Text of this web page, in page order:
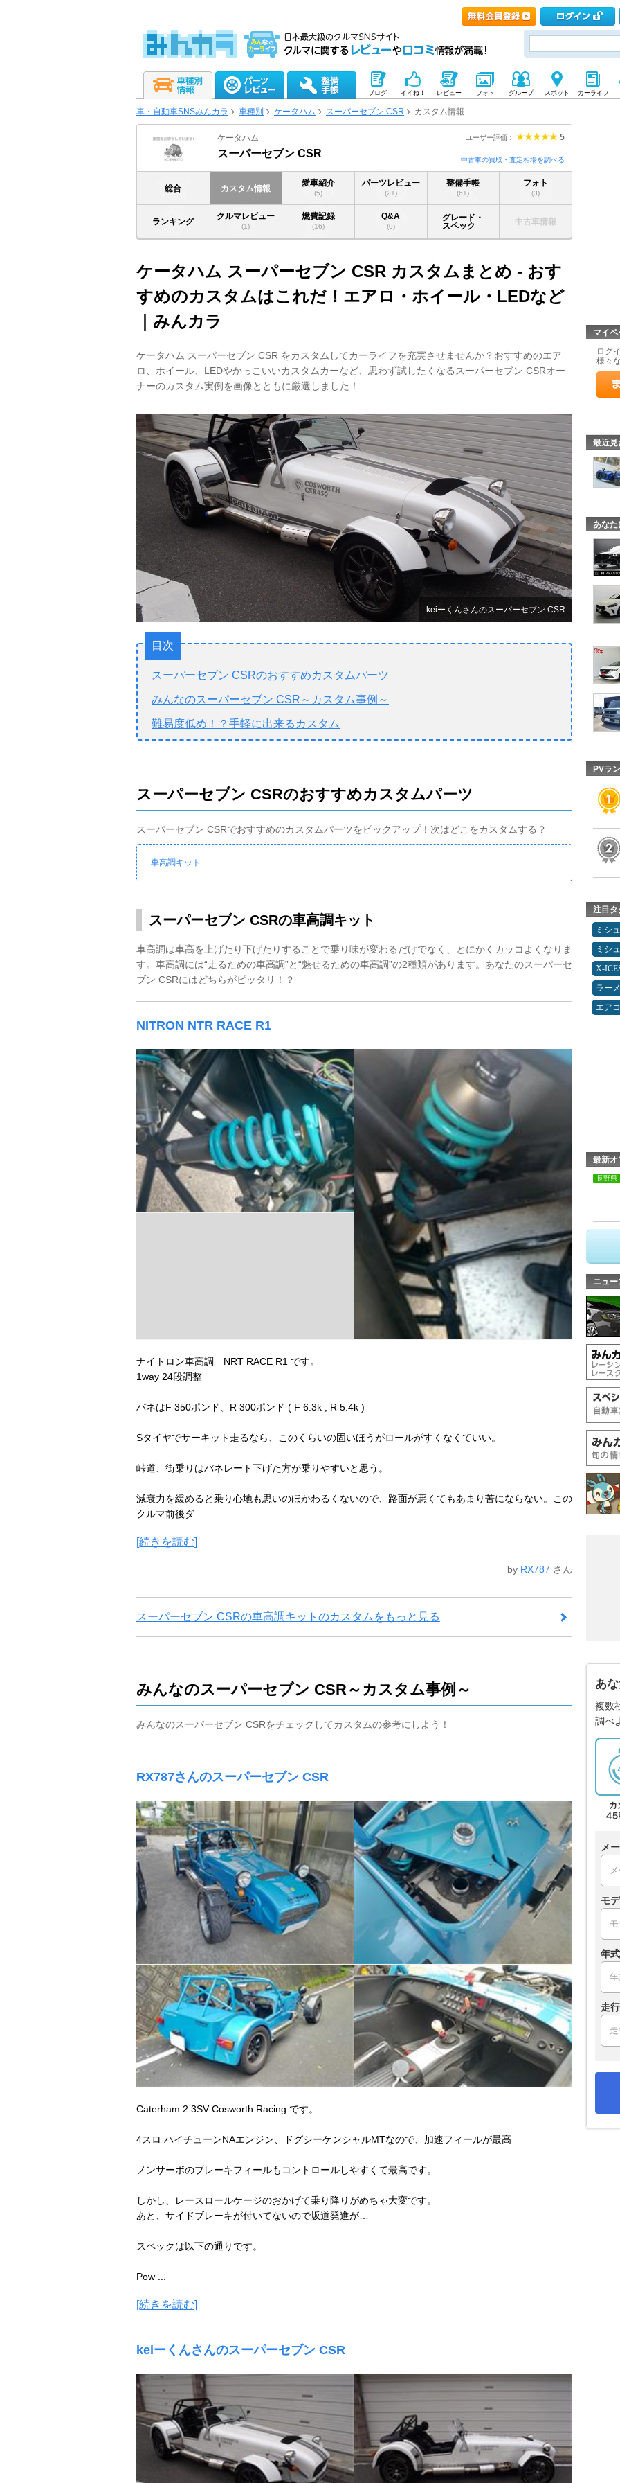
ブログ イイね！ レビュー フォト グループ スポット カーライフ
車・自動車SNSみんカラ 車種別 ケータハム スーパーセブン CSR カスタム情報
ユーザー評価： 5
ケータハム
スーパーセブン CSR
中古車の買取・査定相場を調べる
総合 カスタム情報
愛車紹介
(5)
パーツレビュー
(21)
整備手帳
(61)
フォト
(3)
ランキング
クルマレビュー
(1)
燃費記録
(16)
Q&A
(0)
グレード・
スペック
中古車情報
ケータハム スーパーセブン CSR カスタムまとめ - おす
すめのカスタムはこれだ！エアロ・ホイール・LEDなど
｜みんカラ
ケータハム スーパーセブン CSR をカスタムしてカーライフを充実させませんか？おすすめのエア
ロ、ホイール、LEDやかっこいいカスタムカーなど、思わず試したくなるスーパーセブン CSRオー
ナーのカスタム実例を画像とともに厳選しました！
keiーくんさんのスーパーセブン CSR
目次
スーパーセブン CSRのおすすめカスタムパーツ
みんなのスーパーセブン CSR～カスタム事例～
難易度低め！？手軽に出来るカスタム
スーパーセブン CSRのおすすめカスタムパーツ
スーパーセブン CSRでおすすめのカスタムパーツをピックアップ！次はどこをカスタムする？
車高調キット
スーパーセブン CSRの車高調キット
車高調は車高を上げたり下げたりすることで乗り味が変わるだけでなく、とにかくカッコよくなりま
す。車高調には“走るための車高調”と“魅せるための車高調”の2種類があります。あなたのスーパーセ
ブン CSRにはどちらがピッタリ！？
NITRON NTR RACE R1
ナイトロン車高調 NRT RACE R1 です。
1way 24段調整
バネはF 350ポンド、R 300ポンド ( F 6.3k , R 5.4k )
Sタイヤでサーキット走るなら、このくらいの固いほうがロールがすくなくていい。
峠道、街乗りはバネレート下げた方が乗りやすいと思う。
減衰力を緩めると乗り心地も思いのほかわるくないので、路面が悪くてもあまり苦にならない。この
クルマ前後ダ ...
[続きを読む]
by RX787 さん
スーパーセブン CSRの車高調キットのカスタムをもっと見る
みんなのスーパーセブン CSR～カスタム事例～
みんなのスーパーセブン CSRをチェックしてカスタムの参考にしよう！
RX787さんのスーパーセブン CSR
Caterham 2.3SV Cosworth Racing です。
4スロ ハイチューンNAエンジン、ドグシーケンシャルMTなので、加速フィールが最高
ノンサーボのブレーキフィールもコントロールしやすくて最高です。
しかし、レースロールケージのおかげて乗り降りがめちゃ大変です。
あと、サイドブレーキが付いてないので坂道発進が…
スペックは以下の通りです。
Pow ...
[続きを読む]
keiーくんさんのスーパーセブン CSR
マイ
ログ
様々
最近見
あなた
PVラ
注目タ
ミシ
ミシ
X-
ラー
エア
最新オ
長野県
ニュー
あ
複数
調べ
メ
モ
年式
走